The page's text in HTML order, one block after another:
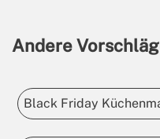
Andere
Black Friday